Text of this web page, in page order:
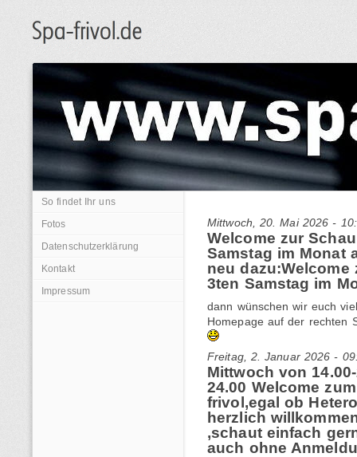
So findet Ihr uns
Fotos
Datenschutzerklärung
Kontakt
Impressum
Mittwoch, 20. Mai 2026 -
Welcome zur
Samstag im Monat
neu dazu:Welcome
3ten Samstag im
dann wünschen wir euch
Homepage auf der rechten
Freitag, 2. Januar 2026 -
Mittwoch von
24.00 Welcome
frivol,egal ob
herzlich
,schaut einfach
auch ohne